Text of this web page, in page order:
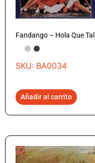
Fandango – Hola Que Tal
SKU: BA0034
Añadir al carrito